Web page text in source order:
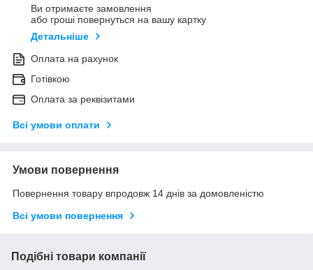
Ви отримаєте замовлення
або гроші повернуться на вашу картку
Детальніше
Оплата на рахунок
Готівкою
Оплата за реквізитами
Всі умови оплати
Умови повернення
Повернення товару впродовж 14 днів за домовленістю
Всі умови повернення
Подібні товари компанії